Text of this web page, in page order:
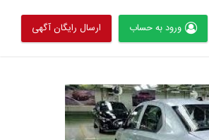
ورود به حساب ارسال رایگان آگهی